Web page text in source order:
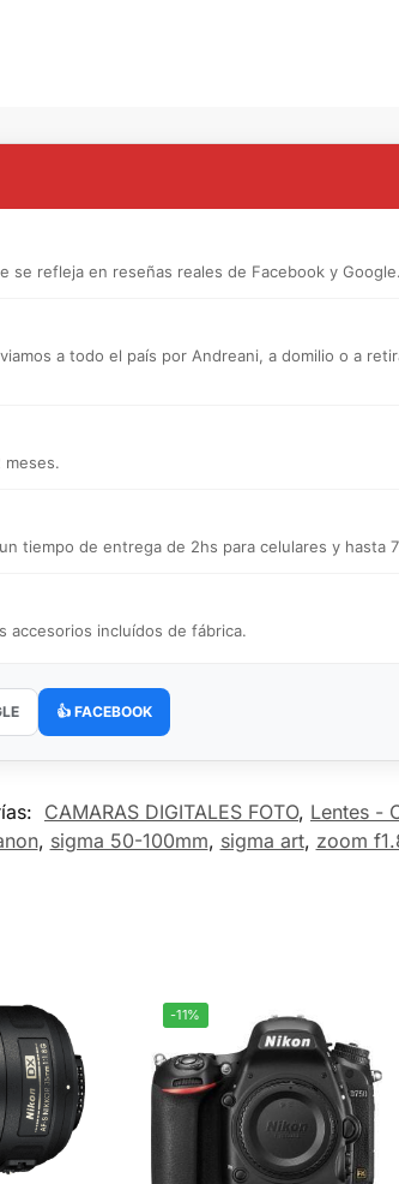
se refleja en reseñas reales de Facebook y Google.
a todo el país por Andreani, a domilio o a
meses.
tiempo de entrega de 2hs para celulares y hasta
accesorios incluídos de fábrica.
👍 FACEBOOK
CAMARAS DIGITALES FOTO, Lentes -
, sigma 50-100mm, sigma art, zoom
-11%